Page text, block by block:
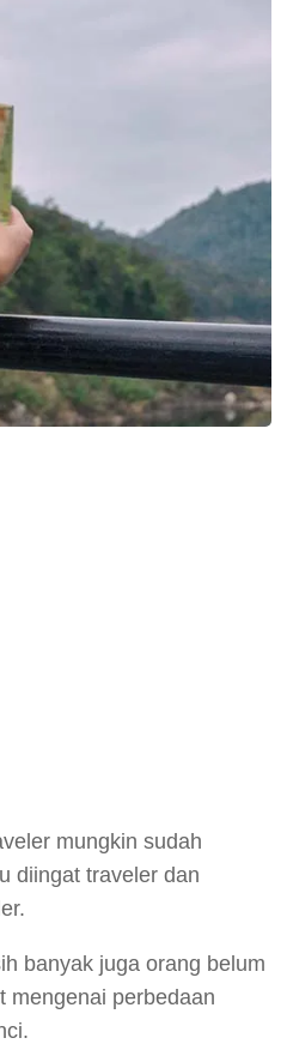
mungkin sudah
diingat traveler dan
banyak juga orang belum
mengenai perbedaan